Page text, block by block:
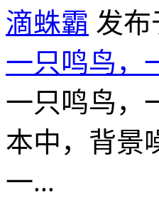
滴蛛霸 发布
一只鸣鸟，
一只鸣鸟，
本中，背景
一...